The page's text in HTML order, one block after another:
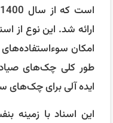
ارائه شد. این نوع از
امکان سوءاستفاده‌های
طور کلی چک‌های
ایده آلی برای